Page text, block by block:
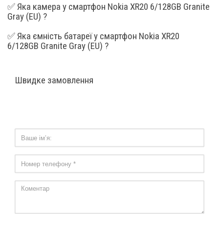
Wi-Fi
Bluetooth 5
Вага, г
Колір Чорний
Додатково
✅ Яка камера у смартфон Nokia XR20 6/128GB Granite
Gray (EU) ?
✅ Яка ємність батареї у смартфон Nokia XR20
6/128GB Granite Gray (EU) ?
Швидке замовлення